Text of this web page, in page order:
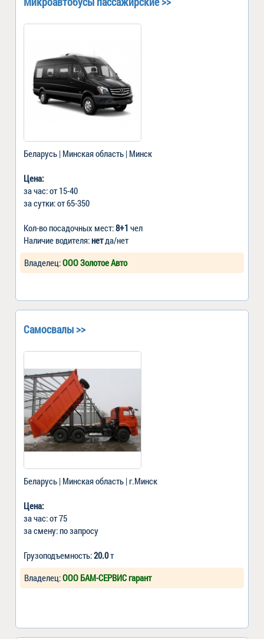
Беларусь | Минская область | Минск
Цена:
за час: от 15-40
за сутки: от 65-350
Кол-во посадочных мест:8+1 чел
Наличие водителя:нетда/нет
Владелец:ООО Золотое Авто
Самосвалы >>
Беларусь | Минская область | г.Минск
Цена:
за час: от 75
за смену: по запросу
Грузоподъемность:20.0т
Владелец:ООО БАМ-СЕРВИС гарант